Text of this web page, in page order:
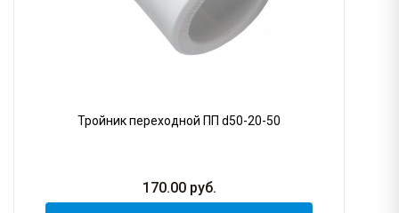
Тройник переходной ПП d50-20-50
170.00руб.